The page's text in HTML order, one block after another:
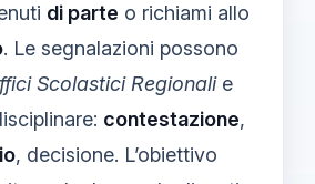
di parte o richiami allo
. Le segnalazioni possono
Scolastici Regionalie
contestazione,
, decisione. L’obiettivo